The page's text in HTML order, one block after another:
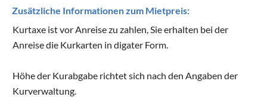
Zusätzliche Informationen zum Mietpreis:
Kurtaxe ist vor Anreise zu zahlen, Sie erhalten bei der
Anreise die Kurkarten in digater Form.
Höhe der Kurabgabe richtet sich nach den Angaben der
Kurverwaltung.